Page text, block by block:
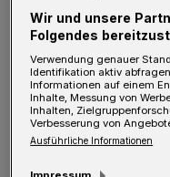
D ie
beginnen
Wir und unsere
Folgendes
Verwendung genauer
Identifikation aktiv
Informationen auf einem
Inhalte, Messung von
Inhalten,
Verbesserung von
Ausführliche Informationen